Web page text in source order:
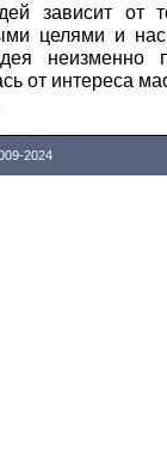
зависит от
целями и
неизменно
от интереса
2024